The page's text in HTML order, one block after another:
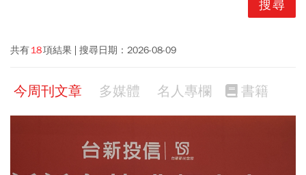
共有18項結果 搜尋日期： 2026-08-09
今周刊文章 多媒體 名人專欄 書籍